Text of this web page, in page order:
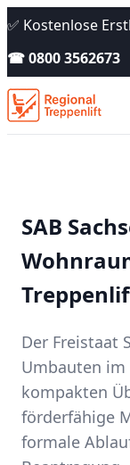
✅ Kostenlose
☎ 0800 3562673
SAB
Der Freistaat
Umbauten
kompakten
förderfähige
formale